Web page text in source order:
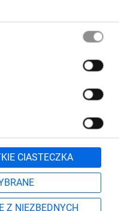
CIASTECZKA
Z NIEZBĘDNYCH
71 37 61 600